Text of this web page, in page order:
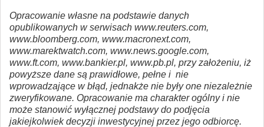
Opracowanie własne na podstawie danych
opublikowanych w serwisach www.reuters.com,
www.bloomberg.com, www.macronext.com,
www.marektwatch.com, www.news.google.com,
www.ft.com, www.bankier.pl, www.pb.pl, przy założeniu, iż
powyższe dane są prawidłowe, pełne i nie
wprowadzające w błąd, jednakże nie były one niezależnie
zweryfikowane. Opracowanie ma charakter ogólny i nie
może stanowić wyłącznej podstawy do podjęcia
jakiejkolwiek decyzji inwestycyjnej przez jego odbiorcę.